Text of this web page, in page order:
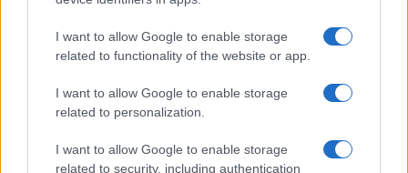
I want to allow Google to enable storage
related to functionality of the website or app.
I want to allow Google to enable storage
related to personalization.
I want to allow Google to enable storage
related to security, including authentication